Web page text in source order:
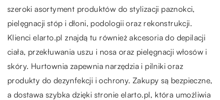
szeroki asortyment produktów do stylizacji paznokci,
pielęgnacji stóp i dłoni, podologii oraz rekonstrukcji.
Kliencielarto.pl znajdą tu również akcesoria do depilacji
ciała, przekłuwania uszu i nosa oraz pielęgnacji włosów i
skóry. Hurtownia zapewnia narzędzia i pilniki oraz
produkty do dezynfekcji i ochrony. Zakupy są bezpieczne,
a dostawa szybka dzięki stronie elarto.pl, która umożliwia